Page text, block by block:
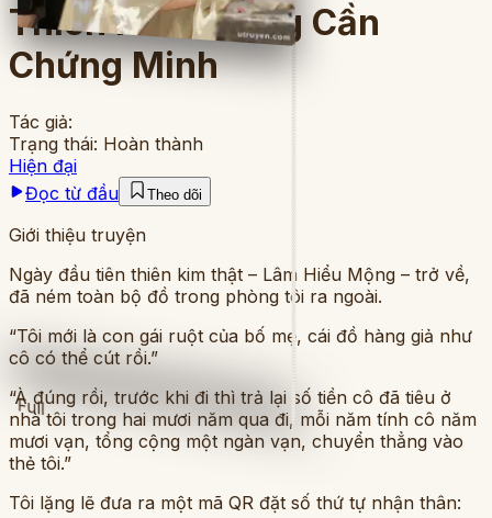
Full
Thiên Kim Không Cần
Chứng Minh
Tác giả:
Trạng thái: Hoàn thành
Hiện đại
Đọc từ đầu
Theo dõi
Giới thiệu truyện
Ngày đầu tiên thiên kim thật – Lâm Hiểu Mộng – trở về,
đã ném toàn bộ đồ trong phòng tôi ra ngoài.
“Tôi mới là con gái ruột của bố mẹ, cái đồ hàng giả như
cô có thể cút rồi.”
“À đúng rồi, trước khi đi thì trả lại số tiền cô đã tiêu ở
nhà tôi trong hai mươi năm qua đi, mỗi năm tính cô năm
mươi vạn, tổng cộng một ngàn vạn, chuyển thẳng vào
thẻ tôi.”
Tôi lặng lẽ đưa ra một mã QR đặt số thứ tự nhận thân: